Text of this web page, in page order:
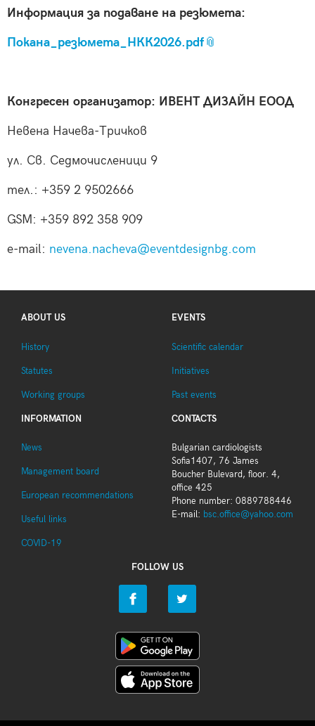
Информация за подаване на резюмета:
Покана_резюмета_НКК2026.pdf
Конгресен организатор: ИВЕНТ ДИЗАЙН ЕООД
Невена Начева-Тричков
ул. Св. Седмочисленици 9
тел.: +359 2 9502666
GSM: +359 892 358 909
e-mail: nevena.nacheva@eventdesignbg.com
ABOUT US
History
Statutes
Working groups
EVENTS
Scientific calendar
Initiatives
Past events
INFORMATION
News
Management board
European recommendations
Useful links
COVID-19
CONTACTS
Bulgarian cardiologists
Sofia1407, 76 James
Boucher Bulevard, floor. 4,
office 425
Phone number: 0889788446
E-mail: bsc.office@yahoo.com
FOLLOW US